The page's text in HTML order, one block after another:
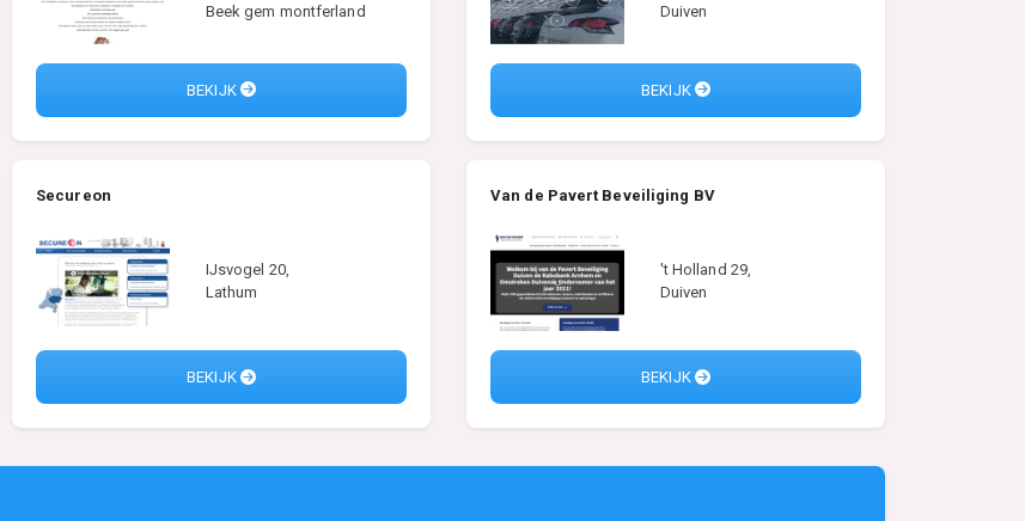
Beek gem montferland
BEKIJK
Duiven
BEKIJK
Secureon
IJsvogel 20,
Lathum
BEKIJK
Van de Pavert Beveiliging BV
't Holland 29,
Duiven
BEKIJK